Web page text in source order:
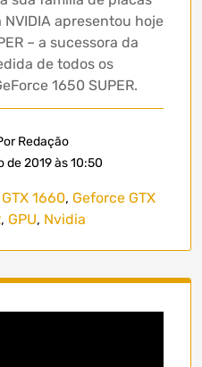
NVIDIA apresentou hoje
– a sucessora da
de todos os
1650 SUPER.
Redação
de 2019 às 10:50
1660, Geforce GTX
, GPU, Nvidia